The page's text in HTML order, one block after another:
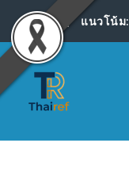
แนวโน้ม: